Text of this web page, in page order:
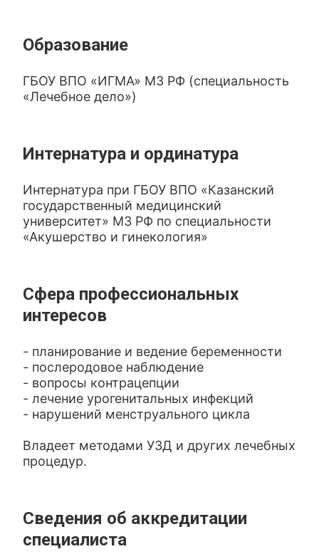
Образование
ГБОУ ВПО «ИГМА» МЗ РФ (специальность
«Лечебное дело»)
Интернатура и ординатура
Интернатура при ГБОУ ВПО «Казанский
государственный медицинский
университет» МЗ РФ по специальности
«Акушерство и гинекология»
Сфера профессиональных
интересов
- планирование и ведение беременности
- послеродовое наблюдение
- вопросы контрацепции
- лечение урогенитальных инфекций
- нарушений менструального цикла
Владеет методами УЗД и других лечебных
процедур.
Сведения об аккредитации
специалиста